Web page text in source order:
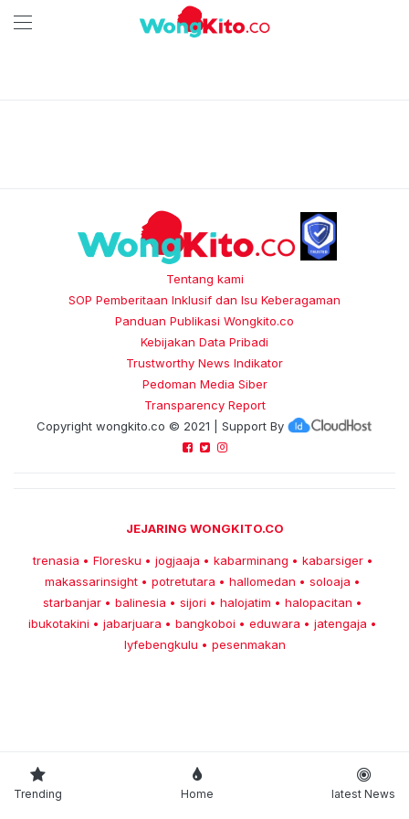
Tentang kami
SOP Pemberitaan Inklusif dan Isu Keberagaman
Panduan Publikasi Wongkito.co
Kebijakan Data Pribadi
Trustworthy News Indikator
Pedoman Media Siber
Transparency Report
Copyright wongkito.co © 2021 | Support By
JEJARING WONGKITO.CO
trenasia • Floresku • jogjaaja • kabarminang • kabarsiger •
makassarinsight • potretutara • hallomedan • soloaja •
starbanjar • balinesia • sijori • halojatim • halopacitan •
ibukotakini • jabarjuara • bangkoboi • eduwara • jatengaja •
lyfebengkulu • pesenmakan
Trending Home latest News